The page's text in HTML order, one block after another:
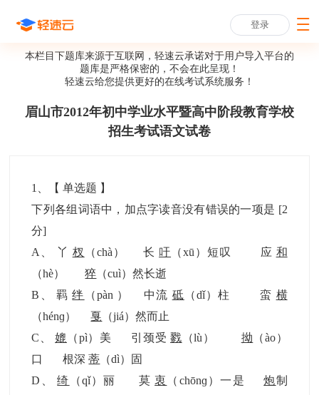
登录
本栏目下题库来源于互联网，轻速云承诺对于用户导入平台的
题库是严格保密的，不会在此呈现！
轻速云给您提供更好的在线考试系统服务！
眉山市2012年初中学业水平暨高中阶段教育学校
招生考试语文试卷
1 、【单选题 】
下列各组词语中，加点字读音没有错误的一项是 [2
分]
A
丫 杈 （chà） 长 吁 （xū）短叹 应 和
（hè）猝 （cuì）然长逝
B 、羁绊 （pàn ） 中流 砥 （dǐ）柱 蛮 横
（hénɡ）戛 （jiá）然而止
C 、媲 （pì）美 引颈受 戮 （lù） 拗 （ào）
口 根深蒂 （dì）固
D 、绮 （qǐ）丽 莫 衷 （chōnɡ）一是炮制